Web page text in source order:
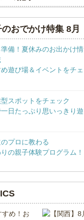
おでかけ特集 8月
備！夏休みのお出かけ情
遊び場＆イベントをチェ
スポットをチェック
日たっぷり思いっきり遊
プロに教わる
の親子体験プログラム！